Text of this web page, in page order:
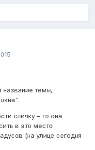
название темы,
спичку – то она
в это место
(на улице сегодня